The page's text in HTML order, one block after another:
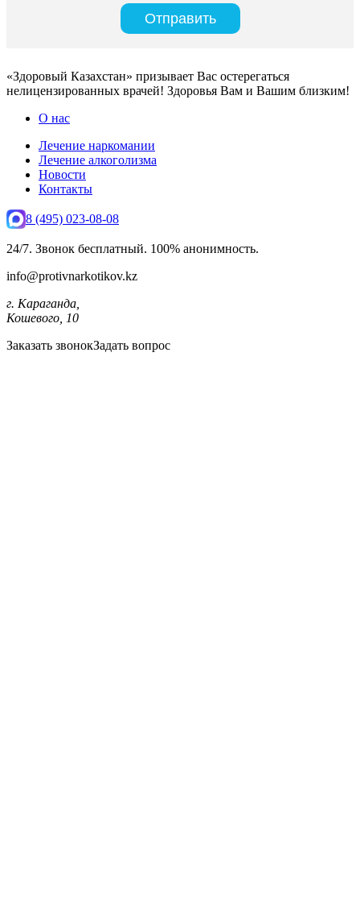
«Здоровый Казахстан» призывает Вас остерегаться
нелицензированных врачей! Здоровья Вам и Вашим близким!
О нас
Лечение наркомании
Лечение алкоголизма
Новости
Контакты
8 (495) 023-08-08
24/7. Звонок бесплатный. 100% анонимность.
info@protivnarkotikov.kz
г. Караганда,
Кошевого, 10
Заказать звонокЗадать вопрос